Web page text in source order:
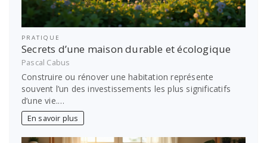
PRATIQUE
Secrets d’une maison durable et écologique
Pascal Cabus
Construire ou rénover une habitation représente
souvent l’un des investissements les plus significatifs
d’une vie.…
En savoir plus